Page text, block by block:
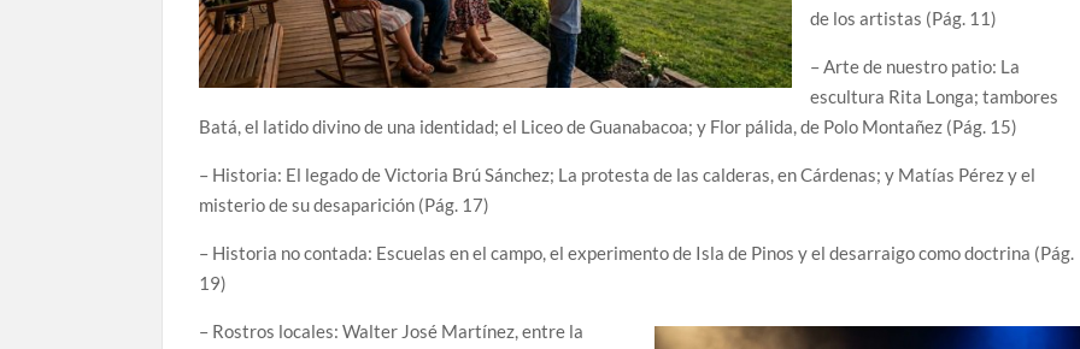
de los artistas (Pág. 11)
– Arte de nuestro patio: La
escultura Rita Longa; tambores
Batá, el latido divino de una identidad; el Liceo de Guanabacoa; y Flor pálida, de Polo Montañez (Pág. 15)
– Historia: El legado de Victoria Brú Sánchez; La protesta de las calderas, en Cárdenas; y Matías Pérez y el
misterio de su desaparición (Pág. 17)
– Historia no contada: Escuelas en el campo, el experimento de Isla de Pinos y el desarraigo como doctrina (Pág.
19)
– Rostros locales: Walter José Martínez, entre la